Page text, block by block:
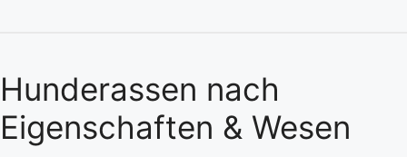
Hunderassen nach
Eigenschaften & Wesen